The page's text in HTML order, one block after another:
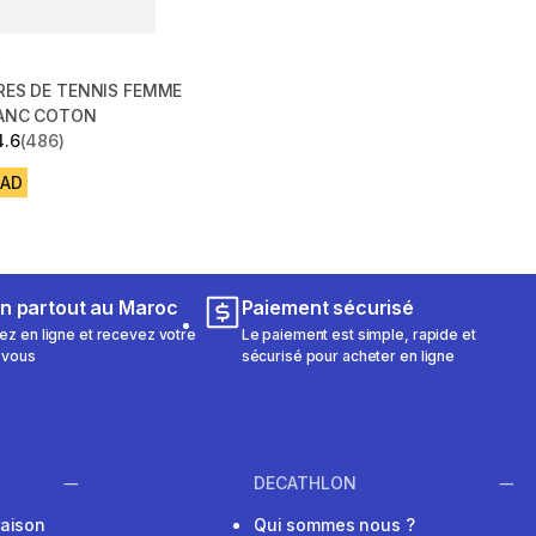
DE TENNIS FEMME
COTON
stars from 486 reviews
(486)
partout au Maroc
en ligne et recevez votre
Paiement sécurisé
Le paiement est simple, rapide et
sécurisé pour acheter en ligne
DECATHLON
Qui sommes nous ?